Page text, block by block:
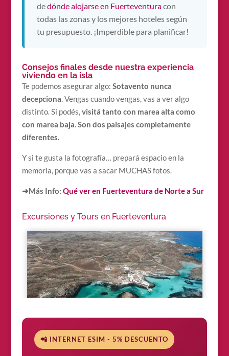
dedónde alojarse en Fuerteventuracon
todas las zonas y los mejores hoteles según
tu presupuesto. ¡Imperdible para planificar!
Consejos finales desde nuestra experiencia
viviendo en la isla
Te podemos asegurar algo: Sotavento nunca
decepciona. Vengas cuando vengas, vas a ver algo
distinto. Si podés,visitá tanto con marea alta como
con marea baja.Son dos paisajes completamente
diferentes.
Y si te gusta la fotografía… prepará espacio en la
memoria, porque vas a sacar MUCHAS fotos.
➜Más Info: Qué ver en Fuerteventura de Norte a Sur
Excursiones y Tours en Fuerteventura
📲 INTERNET ESIM - 5% DESCUENTO